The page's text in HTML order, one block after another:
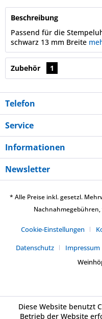
Beschreibung
Passend für die
schwarz 13 mm Breite
Zubehör 1
Telefon
Service
Informationen
Newsletter
* Alle Preise inkl. gesetzl.
Cookie-Einstellungen
Datenschutz
Impressum
Diese Website benutzt
Betrieb der Website